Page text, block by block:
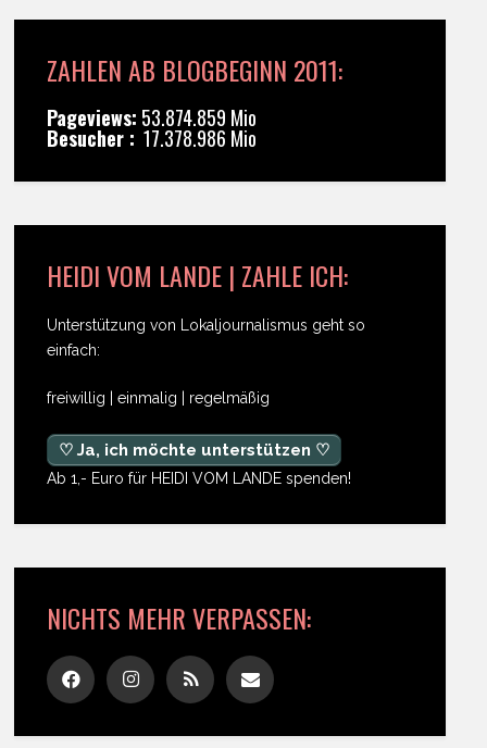
ZAHLEN AB BLOGBEGINN 2011:
Pageviews: 53.874.859 Mio
Besucher : 17.378.986 Mio
HEIDI VOM LANDE | ZAHLE ICH:
Unterstützung von Lokaljournalismus geht so
einfach:
freiwillig | einmalig | regelmäßig
♡ Ja, ich möchte unterstützen ♡
Ab 1,- Euro für HEIDI VOM LANDE spenden!
NICHTS MEHR VERPASSEN: